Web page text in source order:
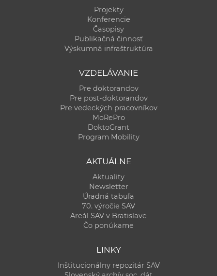
Projekty
Konferencie
Časopisy
Publikačná činnosť
Výskumná infraštruktúra
VZDELÁVANIE
Pre doktorandov
Pre post-doktorandov
Pre vedeckých pracovníkov
MoRePro
DoktoGrant
Program Mobility
AKTUÁLNE
Aktuality
Newsletter
Úradná tabuľa
70. výročie SAV
Areál SAV v Bratislave
Čo ponúkame
LINKY
Inštitucionálny repozitár SAV